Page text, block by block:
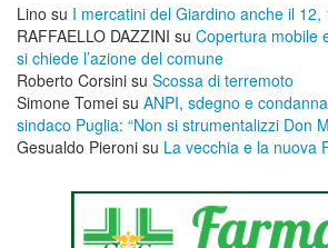
Lino su I mercatini del Giardino anche il 12,
RAFFAELLO DAZZINI su ​Copertura mobile
si chiede l’azione del comune
Roberto Corsini su Scossa di terremoto
Simone Tomei su ANPI, sdegno e
sindaco Puglia: “Non si strumentalizzi Don
Gesualdo Pieroni su La vecchia e la nuova